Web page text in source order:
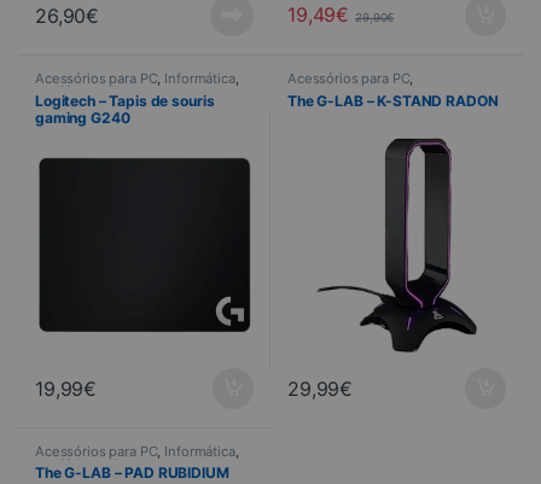
26,90€ 19,49€ 29,90€
Acessórios para PC, Informática,
Periféricos ,Tapete
Logitech – Tapis de souris
gaming G240
19,99€
Acessórios para PC,
Auscultadores para jogos,
Gaming,Informática
The G-LAB – K-STAND RADON
29,99€
Acessórios para PC Informática,
Periféricos,Tapete
The G-LAB – PAD RUBIDIUM